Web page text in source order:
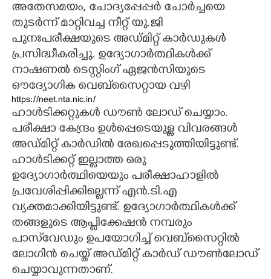
അതേസമയം, ചോദ്യപ്പേപ്പർ ചോർച്ചയെ
തുടർന്ന് മാറ്റിവച്ച നീറ്റ് യു.ജി
പുനഃപരീക്ഷയുടെ അഡ്മിറ്റ് കാർഡുകൾ
പ്രസിദ്ധീകരിച്ചു. ഉദ്യോഗാർത്ഥികൾക്ക്
നാഷണൽ ടെസ്റ്റിംഗ് ഏജൻസിയുടെ
ഔദ്യോഗിക വെബ്സൈറ്റായ
https://neet.nta.nic.in/
വഴി
ഹാൾടിക്കറ്റുകൾ ഡൗൺ ലോഡ് ചെയ്യാം.
പരീക്ഷാ കേന്ദ്രം ഉൾപ്പെടെയുള്ള വിവരങ്ങൾ
അഡ്മിറ്റ് കാർഡിൽ രേഖപ്പെടുത്തിയിട്ടുണ്ട്.
ഹാ‍ൾടിക്കറ്റ് ഇല്ലാത്ത ഒരു
ഉദ്യോഗാർത്ഥിയെയും പരീക്ഷാഹാളിൽ
പ്രവേശിപ്പിക്കില്ലെന്ന് എൻ.ടി.എ
വ്യക്തമാക്കിയിട്ടുണ്ട്. ഉദ്യോഗാർത്ഥികൾക്ക്
തങ്ങളുടെ ആപ്ലിക്കേഷൻ നമ്പരും
പാസ്‌വേഡും ഉപയോഗിച്ച് വെബ്സൈറ്റിൽ
ലോഗിൻ ചെയ്ത് അഡ്മിറ്റ് കാർഡ് ഡൗൺലോഡ്
ചെയ്യാവുന്നതാണ്.